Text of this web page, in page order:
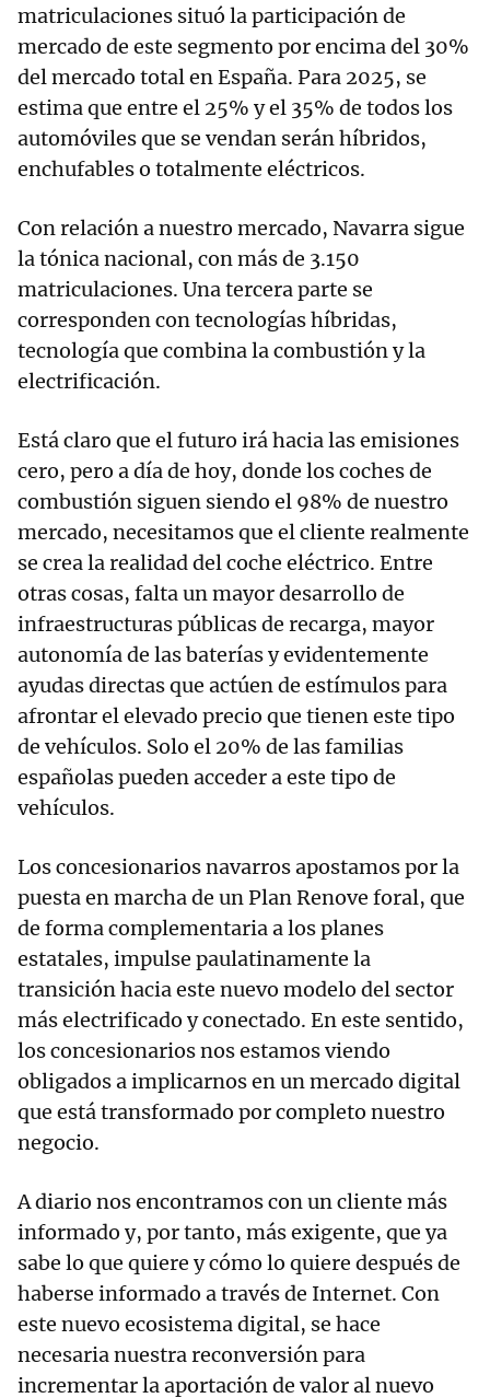
matriculaciones situó la participación de
mercado de este segmento por encima del 30%
del mercado total en España. Para 2025, se
estima que entre el 25% y el 35% de todos los
automóviles que se vendan serán híbridos,
enchufables o totalmente eléctricos.
Con relación a nuestro mercado, Navarra sigue
la tónica nacional, con más de 3.150
matriculaciones. Una tercera parte se
corresponden con tecnologías híbridas,
tecnología que combina la combustión y la
electrificación.
Está claro que el futuro irá hacia las emisiones
cero, pero a día de hoy, donde los coches de
combustión siguen siendo el 98% de nuestro
mercado, necesitamos que el cliente realmente
se crea la realidad del coche eléctrico. Entre
otras cosas, falta un mayor desarrollo de
infraestructuras públicas de recarga, mayor
autonomía de las baterías y evidentemente
ayudas directas que actúen de estímulos para
afrontar el elevado precio que tienen este tipo
de vehículos. Solo el 20% de las familias
españolas pueden acceder a este tipo de
vehículos.
Los concesionarios navarros apostamos por la
puesta en marcha de un Plan Renove foral, que
de forma complementaria a los planes
estatales, impulse paulatinamente la
transición hacia este nuevo modelo del sector
más electrificado y conectado. En este sentido,
los concesionarios nos estamos viendo
obligados a implicarnos en un mercado digital
que está transformado por completo nuestro
negocio.
A diario nos encontramos con un cliente más
informado y, por tanto, más exigente, que ya
sabe lo que quiere y cómo lo quiere después de
haberse informado a través de Internet. Con
este nuevo ecosistema digital, se hace
necesaria nuestra reconversión para
incrementar la aportación de valor al nuevo